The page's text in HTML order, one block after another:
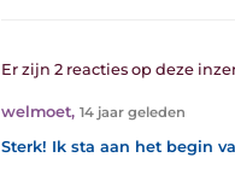
Er zijn 2 reacties op deze
welmoet, 14 jaar geleden
Sterk! Ik sta aan het begin